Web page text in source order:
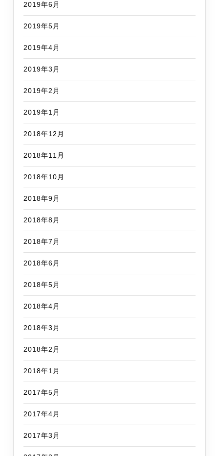
2019年6月
2019年5月
2019年4月
2019年3月
2019年2月
2019年1月
2018年12月
2018年11月
2018年10月
2018年9月
2018年8月
2018年7月
2018年6月
2018年5月
2018年4月
2018年3月
2018年2月
2018年1月
2017年5月
2017年4月
2017年3月